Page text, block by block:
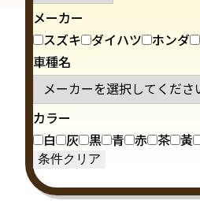
メーカー
スズキ
ダイハツ ホンダ
車種名
カラー
白
灰 黒 青 赤 茶 黃